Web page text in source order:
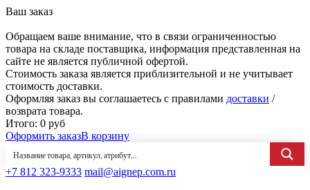
Ваш заказ
Обращаем ваше внимание, что в связи ограниченностью
товара на складе поставщика, информация представленная на
сайте не является публичной офертой.
Стоимость заказа является приблизительной и не учитывает
стоимость доставки.
Оформляя заказ вы соглашаетесь с правилами доставки /
возврата товара.
Итого: 0 руб
Оформить заказВ корзину
+7 812 323-9333 mail@aignep.com.ru